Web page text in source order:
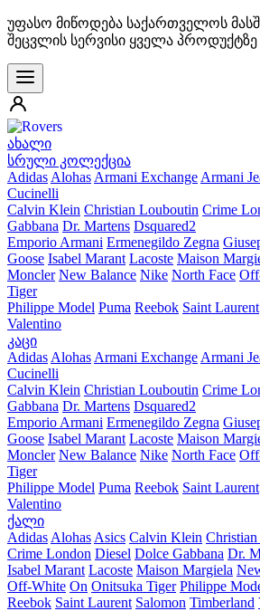
უფასო მიწოდება საქართველოს
შეცვლის სერვისი ყველა პროდუქტზე
ახალი
სრული კოლექცია
Adidas Alohas Armani Exchange Armani
Cucinelli
Calvin Klein Christian Louboutin Crime
Gabbana Dr. Martens Dsquared2
Emporio Armani Ermenegildo Zegna
Goose Isabel Marant Lacoste Maison
Moncler New Balance Nike North Face
Tiger
Philippe Model Puma Reebok Saint Laurent
Valentino
კაცი
Adidas Alohas Armani Exchange Armani
Cucinelli
Calvin Klein Christian Louboutin Crime
Gabbana Dr. Martens Dsquared2
Emporio Armani Ermenegildo Zegna
Goose Isabel Marant Lacoste Maison
Moncler New Balance Nike North Face
Tiger
Philippe Model Puma Reebok Saint Laurent
Valentino
ქალი
Adidas Alohas Asics Calvin Klein
Crime London Diesel Dolce Gabbana Dr.
Isabel Marant Lacoste Maison Margiela
Off-White On Onitsuka Tiger Philippe
Reebok Saint Laurent Salomon Timberland